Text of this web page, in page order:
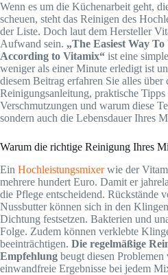
Wenn es um die Küchenarbeit geht,
scheuen, steht das Reinigen des
der Liste. Doch laut dem Hersteller
Aufwand sein. „The Easiest Way
According to Vitamix“ ist eine
weniger als einer Minute erledigt ist
diesem Beitrag erfahren Sie alles
Reinigungsanleitung, praktische
Verschmutzungen und warum diese
sondern auch die Lebensdauer Ihres
Warum die richtige Reinigung Ihres
Ein Hochleistungsmixerwie der
mehrere hundert Euro. Damit er
die Pflege entscheidend. Rückstände
Nussbutter können sich in den
Dichtung festsetzen. Bakterien und
Folge. Zudem können verklebte
beeinträchtigen. Die regelmäßige
Empfehlung beugt diesen
einwandfreie Ergebnisse bei jedem